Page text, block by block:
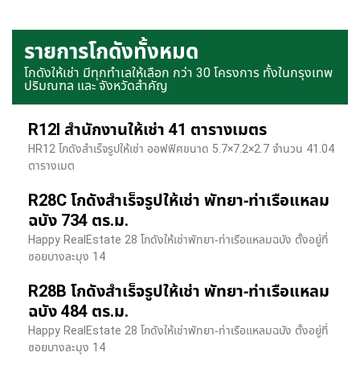
รายการโกดังทั้งหมด
โกดังให้เช่า มีทุกทำเลให้เลือก กว่า 30 โครงการ ทั้งในกรุงเทพ
ปริมณฑล และ จังหวัดสำคัญ
R12I สำนักงานให้เช่า 41 ตารางเมตร
HR12 โกดังสำเร็จรูปให้เช่า ออฟฟิศขนาด 5.7×7.2×2.7 จำนวน 41.04
ตารางเมต
R28C โกดังสำเร็จรูปให้เช่า พัทยา-ท่าเรือแหลม
ฉบัง 734 ตร.ม.
Happy RealEstate 28 โกดังให้เช่าพัทยา-ท่าเรือแหลมฉบัง ตั้งอยู่ที่
ซอยบางละมุง 14
R28B โกดังสำเร็จรูปให้เช่า พัทยา-ท่าเรือแหลม
ฉบัง 484 ตร.ม.
Happy RealEstate 28 โกดังให้เช่าพัทยา-ท่าเรือแหลมฉบัง ตั้งอยู่ที่
ซอยบางละมุง 14